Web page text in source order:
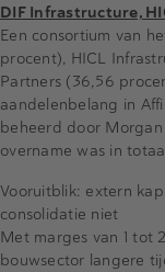
DIF Infrastructure,
Een consortium van
procent), HICL
Partners (36,56
aandelenbelang in
beheerd door
overname was in
Vooruitblik: extern
consolidatie niet
Met marges van 1 tot
bouwsector langere